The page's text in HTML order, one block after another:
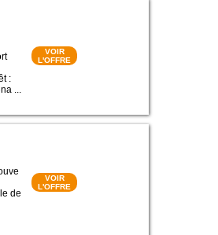
:
...
VOIR
L'OFFRE
de
VOIR
L'OFFRE